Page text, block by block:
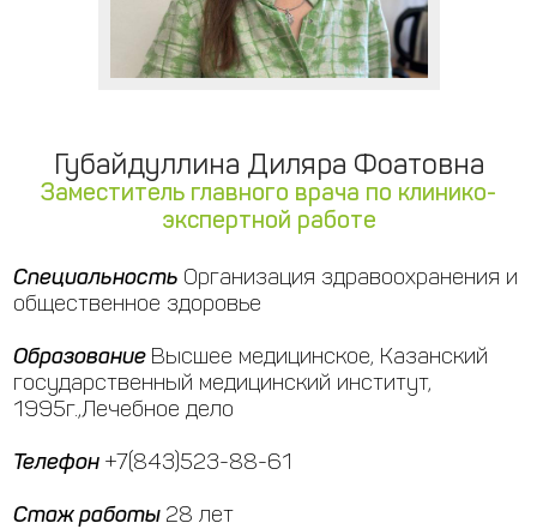
Губайдуллина Диляра Фоатовна
Заместитель главного врача по клинико-
экспертной работе
Специальность Организация здравоохранения и
общественное здоровье
Образование Высшее медицинское, Казанский
государственный медицинский институт,
1995г.,Лечебное дело
Телефон +7(843)523-88-61
Стаж работы 28 лет